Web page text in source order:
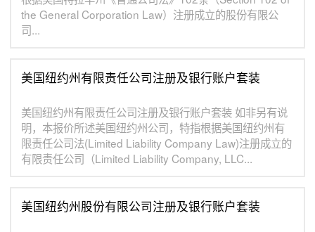
the General Corporation Law）注册成立的股份有限公
司...
美国纽约州有限责任公司注册及银行账户套装
美国纽约州有限责任公司注册及银行账户套装 如非另有说
明，本报价所述美国纽约州公司，特指根据美国纽约州有
限责任公司法(Limited Liability Company Law)注册成立的
有限责任公司（Limited Liability Company, LLC...
美国纽约州股份有限公司注册及银行账户套装